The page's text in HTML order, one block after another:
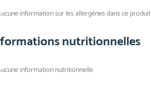
information sur les allergènes dans ce produit
nutritionnelles
information nutritionnelle.